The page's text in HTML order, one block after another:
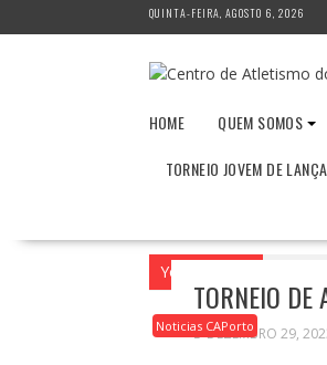
to
QUINTA-FEIRA, AGOSTO 6, 2026
HOME QUEM SOMOS
TORNEIO JOVEM DE
You are here
Noticias CAPorto
TORNEIO
DEZEMBRO 29,